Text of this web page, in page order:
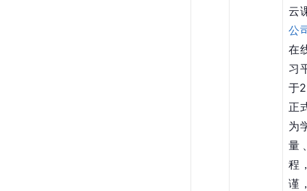
云
公
在
习
于
正
为
量
程
谨